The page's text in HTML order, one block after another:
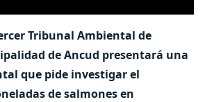
Tribunal Ambiental de
de Ancud presentará una
que pide investigar el
de salmones en